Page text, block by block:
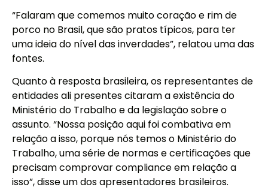
“Falaram que comemos muito coração e rim de
porco no Brasil, que são pratos típicos, para ter
uma ideia do nível das inverdades”, relatou uma das
fontes.
Quanto à resposta brasileira, os representantes de
entidades ali presentes citaram a existência do
Ministério do Trabalho e da legislação sobre o
assunto. “Nossa posição aqui foi combativa em
relação a isso, porque nós temos o Ministério do
Trabalho, uma série de normas e certificações que
precisam comprovar compliance em relação a
isso”, disse um dos apresentadores brasileiros.